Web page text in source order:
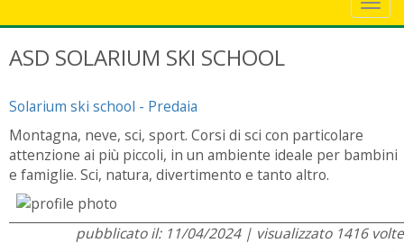
ASD SOLARIUM SKI SCHOOL
Solarium ski school - Predaia
Montagna, neve, sci, sport. Corsi di sci con particolare
attenzione ai più piccoli, in un ambiente ideale per bambini
e famiglie. Sci, natura, divertimento e tanto altro.
pubblicato il: 11/04/2024 | visualizzato 1416 volte